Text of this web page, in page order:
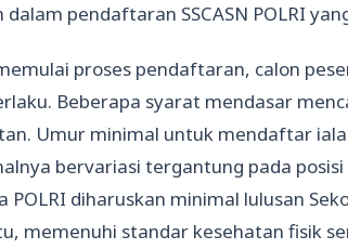
dalam pendaftaran SSCASN POLRI
proses pendaftaran, calon
Beberapa syarat mendasar
Umur minimal untuk mendaftar
bervariasi tergantung pada
POLRI diharuskan minimal lulusan
memenuhi standar kesehatan fisik